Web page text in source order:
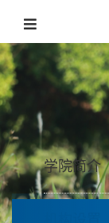
学院简介